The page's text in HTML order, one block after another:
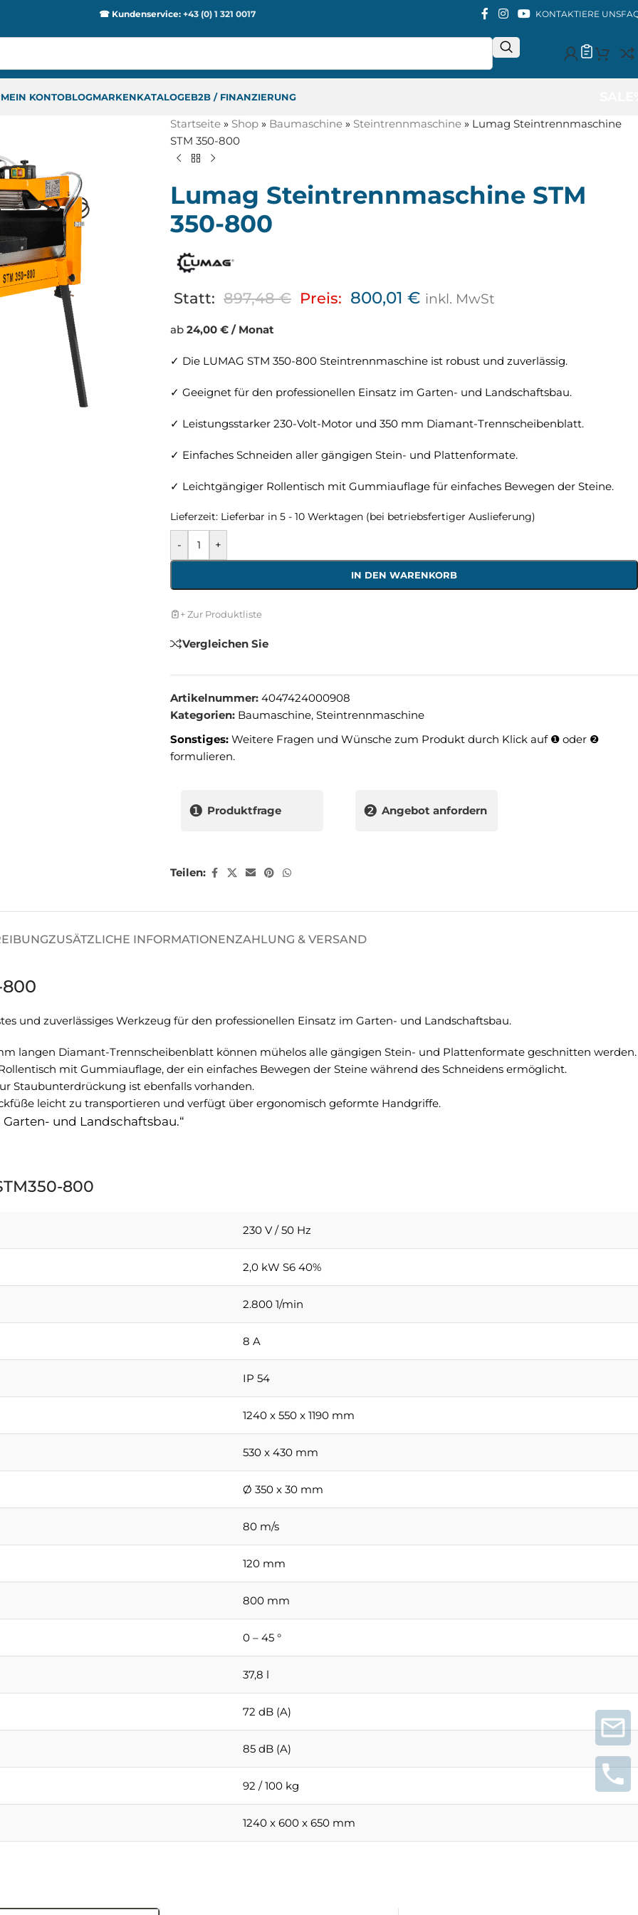
☎ Kundenservice:+43 (0) 1 321 0017 KONTAKTIERE UNS
MEIN KONTOBLOGMARKENKATALOGEB2B / FINANZIERUNG
Startseite » Shop » Baumaschine » Steintrennmaschine » Lumag Steintrennmaschine
STM 350-800
Lumag Steintrennmaschine STM
350-800
Statt: 897,48€ Preis: 800,01 € inkl. MwSt
ab 24,00 € / Monat
✓ Die LUMAG STM 350-800 Steintrennmaschine ist robust und zuverlässig.
✓ Geeignet für den professionellen Einsatz im Garten- und Landschaftsbau.
✓ Leistungsstarker 230-Volt-Motor und 350 mm Diamant-Trennscheibenblatt.
✓ Einfaches Schneiden aller gängigen Stein- und Plattenformate.
✓ Leichtgängiger Rollentisch mit Gummiauflage für einfaches Bewegen der Steine.
Lieferzeit: Lieferbar in 5 - 10 Werktagen (bei betriebsfertiger Auslieferung)
- +
IN DEN WARENKORB
+ Zur Produktliste
Vergleichen Sie
Artikelnummer: 4047424000908
Kategorien: Baumaschine, Steintrennmaschine
Sonstiges: Weitere Fragen und Wünsche zum Produkt durch Klick auf ❶ oder ❷
formulieren.
❶ Produktfrage ❷ Angebot anfordern
Teilen:
ZUSÄTZLICHE INFORMATIONENZAHLUNG & VERSAND
und zuverlässiges Werkzeug für den professionellen Einsatz im Garten- und Landschaftsbau.
langen Diamant-Trennscheibenblatt können mühelos alle gängigen Stein- und Plattenformate geschnitten werden.
mit Gummiauflage, der ein einfaches Bewegen der Steine während des Schneidens ermöglicht.
Staubunterdrückung ist ebenfalls vorhanden.
leicht zu transportieren und verfügt über ergonomisch geformte Handgriffe.
und Landschaftsbau.“
800
230 V / 50 Hz
2,0 kW S6 40%
2.800 1/min
8 A
IP 54
1240 x 550 x 1190 mm
530 x 430 mm
Ø 350 x 30 mm
80 m/s
120 mm
800 mm
0 – 45 °
37,8 l
72 dB (A)
85 dB (A)
92 / 100 kg
1240 x 600 x 650 mm